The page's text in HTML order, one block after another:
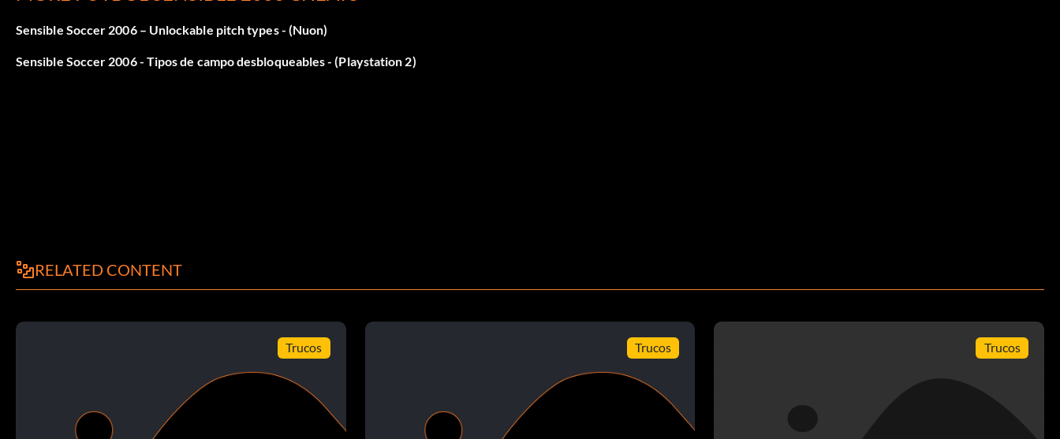
Camiseta Showtime - Gana la 2ª división holandesa
Union jack shorts - Gana la copa de la liga inglesa
Pantalones cortos Hearts - Gana la Copa de Francia
Pantalones cortos de lederhosen - Gana la copa de la liga alemana
Kinky shorts - Gana la copa holandesa
Pantalones cortos de cuero - Gana la Copa de la Liga italiana
Sensible Soccer 2006 – Unlockable pitch types - (Nuon)
Sensible Soccer 2006 - Tipos de campo desbloqueables - (Playstation 2)
RELATED CONTENT
Trucos Trucos Trucos